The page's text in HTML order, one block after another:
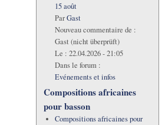
15 août
ParGast
Nouveau commentaire de :
Gast (nicht überprüft)
Le : 22.04.2026 - 21:05
Dans le forum :
Evénements et infos
Compositions africaines
pour basson
Compositions africaines pour